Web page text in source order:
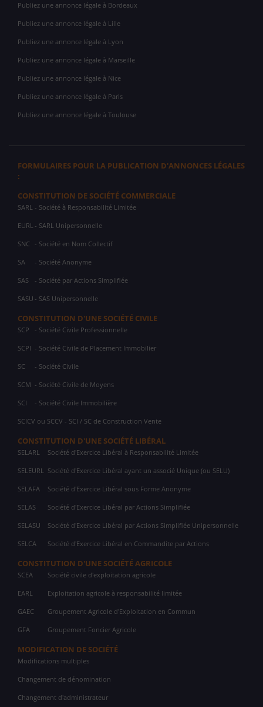
Publiez une annonce légale à Bordeaux
Publiez une annonce légale à Lille
Publiez une annonce légale à Lyon
Publiez une annonce légale à Marseille
Publiez une annonce légale à Nice
Publiez une annonce légale à Paris
Publiez une annonce légale à Toulouse
FORMULAIRES POUR LA PUBLICATION D'ANNONCES LÉGALES
:
CONSTITUTION DE SOCIÉTÉ COMMERCIALE
SARL - Société à Responsabilité Limitée
EURL - SARL Unipersonnelle
SNC - Société en Nom Collectif
SA - Société Anonyme
SAS - Société par Actions Simplifiée
SASU - SAS Unipersonnelle
CONSTITUTION D'UNE SOCIÉTÉ CIVILE
SCP - Société Civile Professionnelle
SCPI - Société Civile de Placement Immobilier
SC - Société Civile
SCM - Société Civile de Moyens
SCI - Société Civile Immobilière
SCICV ou SCCV - SCI / SC de Construction Vente
CONSTITUTION D'UNE SOCIÉTÉ LIBÉRAL
SELARL Société d'Exercice Libéral à Responsabilité Limitée
SELEURL Société d'Exercice Libéral ayant un associé Unique (ou SELU)
SELAFA Société d'Exercice Libéral sous Forme Anonyme
SELAS Société d'Exercice Libéral par Actions Simplifiée
SELASU Société d'Exercice Libéral par Actions Simplifiée Unipersonnelle
SELCA Société d'Exercice Libéral en Commandite par Actions
CONSTITUTION D'UNE SOCIÉTÉ AGRICOLE
SCEA Société civile d'exploitation agricole
EARL Exploitation agricole à responsabilité limitée
GAEC Groupement Agricole d'Exploitation en Commun
GFA Groupement Foncier Agricole
MODIFICATION DE SOCIÉTÉ
Modifications multiples
Changement de dénomination
Changement d'administrateur